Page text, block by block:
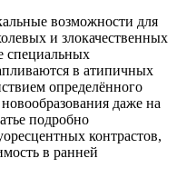
возможности для
и злокачественных
специальных
в атипичных
определённого
даже на
подробно
контрастов,
в ранней